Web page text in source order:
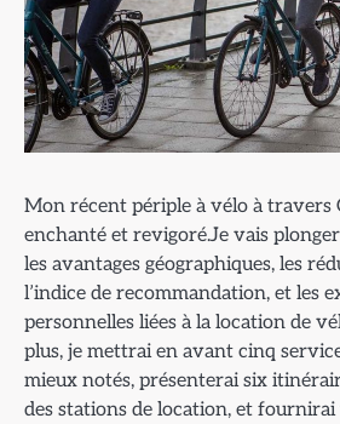
Mon récent périple à vélo à travers
enchanté et revigoré.Je vais
les avantages géographiques, les
l’indice de recommandation, et les
personnelles liées à la location de
plus, je mettrai en avant cinq
mieux notés, présenterai six
des stations de location, et fournirai